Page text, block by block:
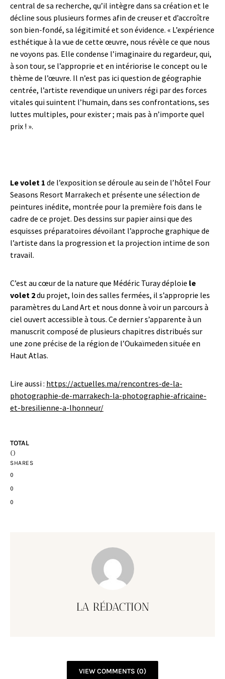
central de sa recherche, qu’il intègre dans sa création et le
décline sous plusieurs formes afin de creuser et d’accroître
son bien-fondé, sa légitimité et son évidence. « L’expérience
esthétique à la vue de cette œuvre, nous révèle ce que nous
ne voyons pas. Elle condense l’imaginaire du regardeur, qui,
à son tour, se l’approprie et en intériorise le concept ou le
thème de l’œuvre. Il n’est pas ici question de géographie
centrée, l’artiste revendique un univers régi par des forces
vitales qui suintent l’humain, dans ses confrontations, ses
luttes multiples, pour exister ; mais pas à n’importe quel
prix ! ».
Le volet 1 de l’exposition se déroule au sein de l’hôtel Four
Seasons Resort Marrakech et présente une sélection de
peintures inédite, montrée pour la première fois dans le
cadre de ce projet. Des dessins sur papier ainsi que des
esquisses préparatoires dévoilant l’approche graphique de
l’artiste dans la progression et la projection intime de son
travail.
C’est au cœur de la nature que Médéric Turay déploie le
volet 2du projet, loin des salles fermées, il s’approprie les
paramètres du Land Art et nous donne à voir un parcours à
ciel ouvert accessible à tous. Ce dernier s’apparente à un
manuscrit composé de plusieurs chapitres distribués sur
une zone précise de la région de l’Oukaïmeden située en
Haut Atlas.
Lire aussi : https://actuelles.ma/rencontres-de-la-
photographie-de-marrakech-la-photographie-africaine-
et-bresilienne-a-lhonneur/
TOTAL
0
SHARES
0
0
0
LA RÉDACTION
VIEW COMMENTS (0)